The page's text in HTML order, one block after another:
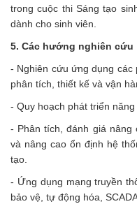
trong cuộc thi Sáng tạo
dành cho sinh viên.
5. Các hướng nghiên cứu
- Nghiên cứu ứng dụng các
phân tích, thiết kế và vận
- Quy hoạch phát triển
- Phân tích, đánh giá
và nâng cao ổn định hệ
tạo.
- Ứng dụng mạng truyền
bảo vệ, tự động hóa,